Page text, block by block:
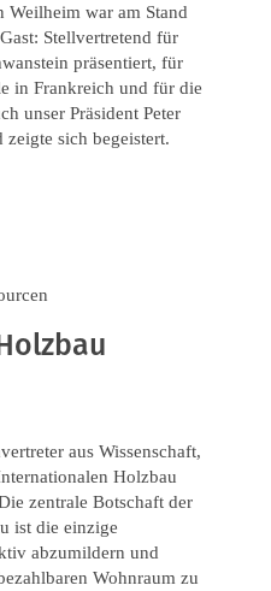
Weilheim war am Stand
Stellvertretend für
präsentiert, für
in Frankreich und für die
unser Präsident Peter
sich begeistert.
aus Wissenschaft,
Holzbau
zentrale Botschaft der
ist die einzige
abzumildern und
Wohnraum zu